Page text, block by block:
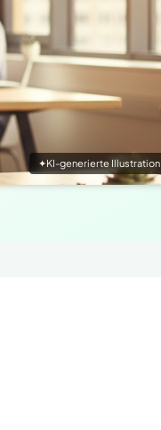
✦KI-generierte Illustration